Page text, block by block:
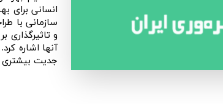
انسانی برای
سازمانی با
و تاثیرگذاری
جدیت بیشتری